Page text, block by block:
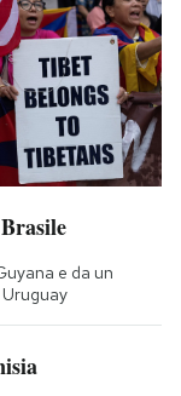
e da un